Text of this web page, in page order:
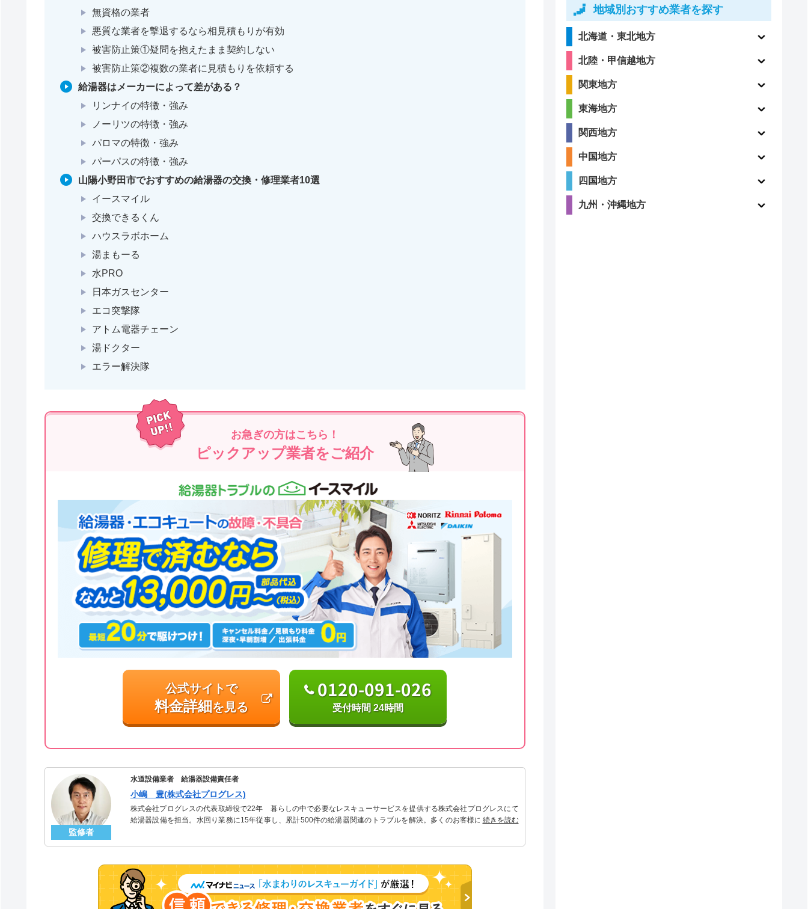
無資格の業者
悪質な業者を撃退するなら相見積もりが有効
被害防止策①疑問を抱えたまま契約しない
被害防止策②複数の業者に見積もりを依頼する
給湯器はメーカーによって差がある？
リンナイの特徴・強み
ノーリツの特徴・強み
パロマの特徴・強み
パーパスの特徴・強み
山陽小野田市でおすすめの給湯器の交換・修理業者10選
イースマイル
交換できるくん
ハウスラボホーム
湯まもーる
水PRO
日本ガスセンター
エコ突撃隊
アトム電器チェーン
湯ドクター
エラー解決隊
お急ぎの方はこちら！
ピックアップ業者をご紹介
公式サイトで
料金詳細を見る
0120-091-026
受付時間 24時間
監修者
水道設備業者 給湯器設備責任者
小嶋 豊(株式会社プログレス)
株式会社プログレスの代表取締役で22年 暮らしの中で必要なレスキューサービスを提供する株式会社プログレスにて
給湯器設備を担当。水回り業務に15年従事し、累計500件の給湯器関連のトラブルを解決。多くのお客様に信頼される
続きを読む
地域別おすすめ業者を探す
北海道・東北地方
北陸・甲信越地方
関東地方
東海地方
関西地方
中国地方
四国地方
九州・沖縄地方